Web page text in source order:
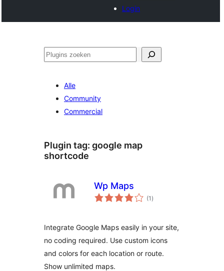
Login
Zoeken
Alle
Community
Commercial
Plugin tag: google map
shortcode
Wp Maps
(1 totaal
waarderingen
)
Integrate Google Maps easily in your site,
no coding required. Use custom icons
and colors for each location or route.
Show unlimited maps.